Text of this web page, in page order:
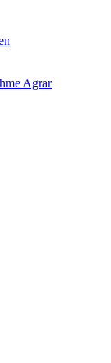
Agrar